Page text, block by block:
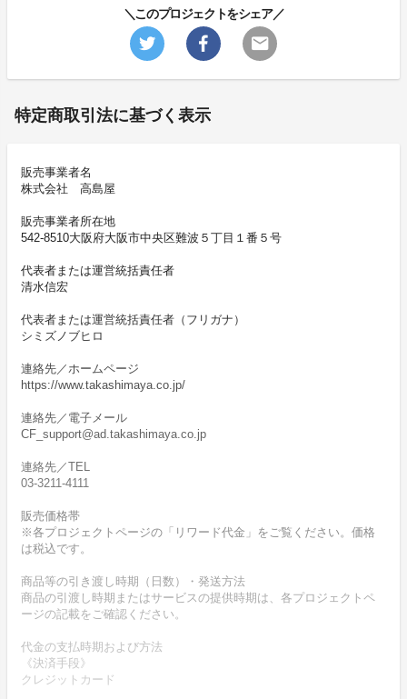
＼このプロジェクトをシェア／
特定商取引法に基づく表示
販売事業者名
株式会社 高島屋
販売事業者所在地
542-8510大阪府大阪市中央区難波５丁目１番５号
代表者または運営統括責任者
清水信宏
代表者または運営統括責任者（フリガナ）
シミズノブヒロ
連絡先／ホームページ
https://www.takashimaya.co.jp/
連絡先／電子メール
CF_support@ad.takashimaya.co.jp
連絡先／TEL
03-3211-4111
販売価格帯
※各プロジェクトページの「リワード代金」をご覧ください。価格
は税込です。
商品等の引き渡し時期（日数）・発送方法
商品の引渡し時期またはサービスの提供時期は、各プロジェクトペ
ージの記載をご確認ください。
代金の支払時期および方法
《決済手段》
クレジットカード